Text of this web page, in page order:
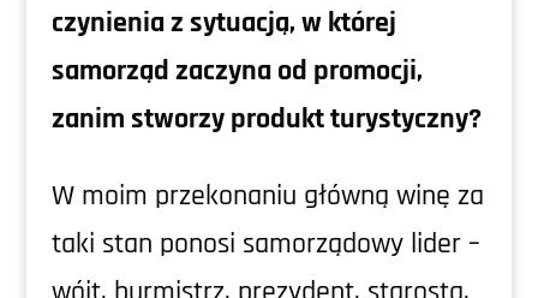
czynienia z sytuacją, w której
samorząd zaczyna od promocji,
zanim stworzy produkt turystyczny?
W moim przekonaniu główną winę za
taki stan ponosi samorządowy lider –